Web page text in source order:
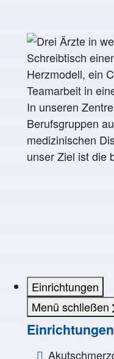
In unseren
Berufsgruppen
medizinischen
unser Ziel ist die
Einrichtungen
Menü schließen
Einrichtungen